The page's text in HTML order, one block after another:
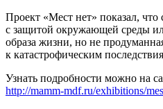
Проект «Мест нет» показал, что
с защитой окружающей среды
образа жизни, но не
к катастрофическим
Узнать подробности можно на
http://mamm-mdf.ru/exhibitions/